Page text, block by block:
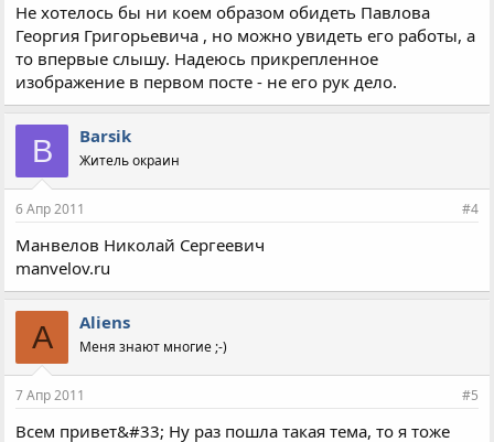
Не хотелось бы ни коем образом обидеть Павлова
Георгия Григорьевича , но можно увидеть его работы, а
то впервые слышу. Надеюсь прикрепленное
изображение в первом посте - не его рук дело.
B Barsik
Житель окраин
6 Апр 2011 #4
Манвелов Николай Сергеевич
manvelov.ru
A Aliens
Меня знают многие ;-)
7 Апр 2011 #5
Всем привет&#33; Ну раз пошла такая тема, то я тоже